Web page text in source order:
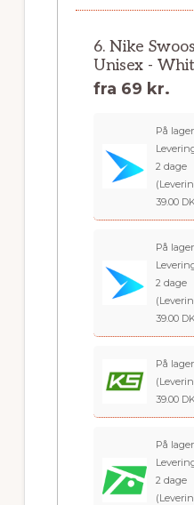
6. Nike
Unisex -
fra 69 kr.
På lager
2 dage
39.00
På lager
2 dage
39.00
På lager
39.00
På lager
2 dage